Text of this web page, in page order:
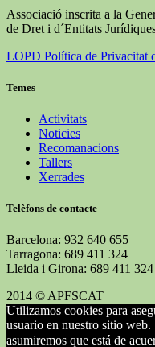
Associació inscrita a la
de Dret i d´Entitats
LOPD Política de Privacitat
Temes
Activitats
Noticies
Recomanacions
Tallers
Xerrades
Telèfons de contacte
Barcelona: 932 640 655
Tarragona: 689 411 324
Lleida i Girona: 689 411 324
2014 © APFSCAT
Utilizamos cookies para
usuario en nuestro sitio
asumiremos que está de